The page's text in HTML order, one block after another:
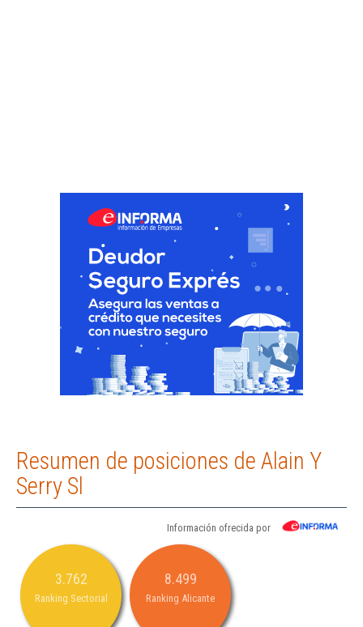
Resumen de posiciones de Alain Y
Serry Sl
Información ofrecida por
3.762
Ranking Sectorial
8.499
Ranking Alicante